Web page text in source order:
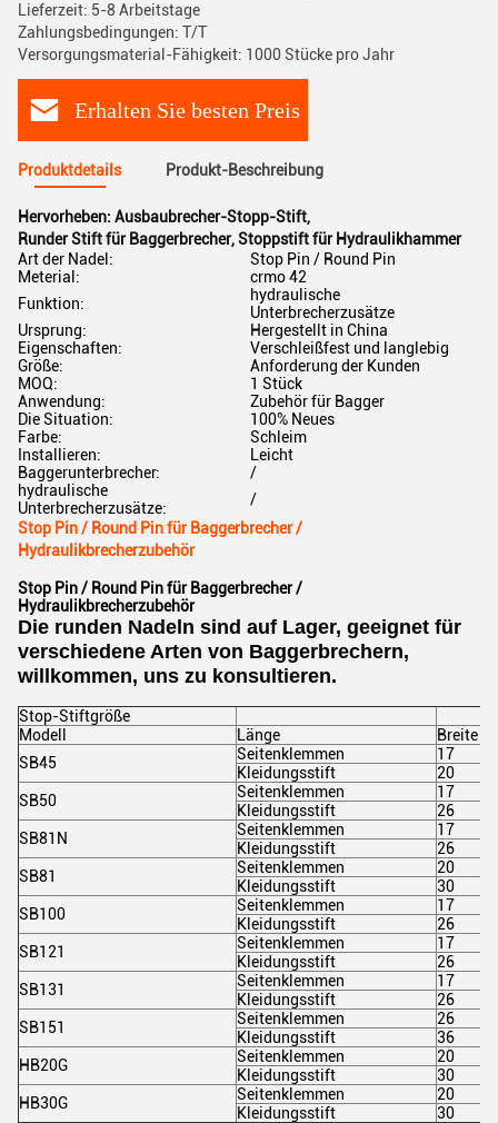
Lieferzeit: 5-8 Arbeitstage
Zahlungsbedingungen: T/T
Versorgungsmaterial-Fähigkeit: 1000 Stücke pro Jahr
Erhalten Sie besten Preis
Produktdetails Produkt-Beschreibung
Hervorheben: Ausbaubrecher-Stopp-Stift,
Runder Stift für Baggerbrecher,Stoppstift für Hydraulikhammer
Art der Nadel:
Stop Pin / Round Pin
Meterial:
crmo 42
Funktion:
hydraulische
Unterbrecherzusätze
Ursprung:
Hergestellt in China
Eigenschaften:
Verschleißfest und langlebig
Größe:
Anforderung der Kunden
MOQ:
1 Stück
Anwendung:
Zubehör für Bagger
Die Situation:
100% Neues
Farbe:
Schleim
Installieren:
Leicht
Baggerunterbrecher:
/
hydraulische
Unterbrecherzusätze:
/
Stop Pin / Round Pin für Baggerbrecher /
Hydraulikbrecherzubehör
Stop Pin / Round Pin für Baggerbrecher /
Hydraulikbrecherzubehör
Die runden Nadeln sind auf Lager, geeignet für
verschiedene Arten von Baggerbrechern,
willkommen, uns zu konsultieren.
Stop-Stiftgröße
Modell
Länge
Breite
SB45
Seitenklemmen
17
Kleidungsstift
20
SB50
Seitenklemmen
17
Kleidungsstift
26
SB81N
Seitenklemmen
17
Kleidungsstift
26
SB81
Seitenklemmen
20
Kleidungsstift
30
SB100
Seitenklemmen
17
Kleidungsstift
26
SB121
Seitenklemmen
17
Kleidungsstift
26
SB131
Seitenklemmen
17
Kleidungsstift
26
SB151
Seitenklemmen
26
Kleidungsstift
36
HB20G
Seitenklemmen
20
Kleidungsstift
30
HB30G
Seitenklemmen
20
Kleidungsstift
30